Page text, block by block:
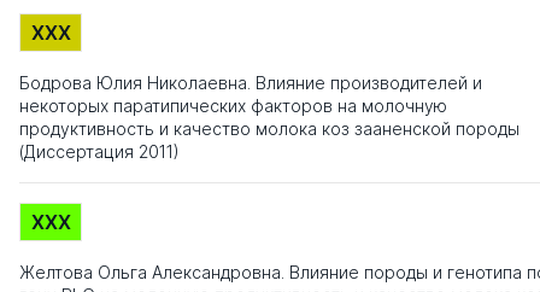
XXX
Бодрова Юлия Николаевна. Влияние производителей и
некоторых паратипических факторов на молочную
продуктивность и качество молока коз зааненской породы
(Диссертация 2011)
XXX
Желтова Ольга Александровна. Влияние породы и генотипа